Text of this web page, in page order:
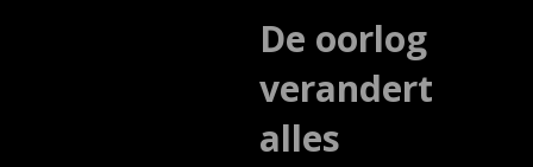
De oorlog
verandert
alles